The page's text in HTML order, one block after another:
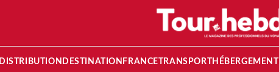
DISTRIBUTION DESTINATION FRANCETRANSPORT HÉBERGEMENT